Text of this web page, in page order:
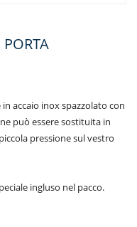
accaio inox spazzolato con
può essere sostituita in
pressione sul vestro
ingluso nel pacco.